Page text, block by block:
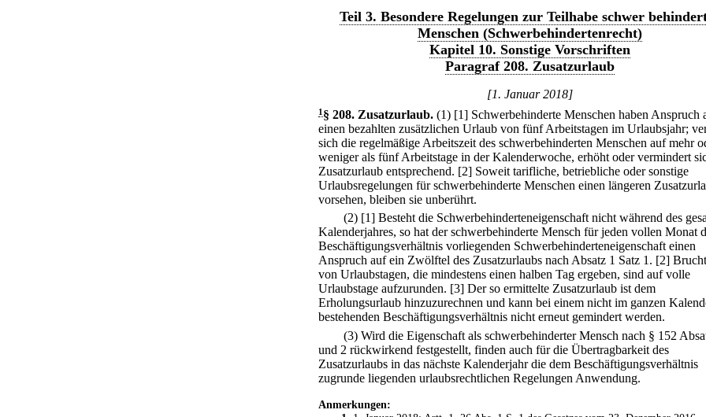
Teil 3. Besondere Regelungen zur Teilhabe schwer
Menschen (Schwerbehindertenrecht)
Kapitel 10. Sonstige Vorschriften
Paragraf 208. Zusatzurlaub
[1. Januar 2018]
1 § 208. Zusatzurlaub. (1) [1] Schwerbehinderte Menschen haben Anspruch
einen bezahlten zusätzlichen Urlaub von fünf Arbeitstagen im Urlaubsjahr;
sich die regelmäßige Arbeitszeit des schwerbehinderten Menschen auf mehr
weniger als fünf Arbeitstage in der Kalenderwoche, erhöht oder vermindert
Zusatzurlaub entsprechend. [2] Soweit tarifliche, betriebliche oder sonstige
Urlaubsregelungen für schwerbehinderte Menschen einen längeren
vorsehen, bleiben sie unberührt.
(2) [1] Besteht die Schwerbehinderteneigenschaft nicht während des
Kalenderjahres, so hat der schwerbehinderte Mensch für jeden vollen Monat
Beschäftigungsverhältnis vorliegenden Schwerbehinderteneigenschaft einen
Anspruch auf ein Zwölftel des Zusatzurlaubs nach Absatz 1 Satz 1. [2]
von Urlaubstagen, die mindestens einen halben Tag ergeben, sind auf volle
Urlaubstage aufzurunden. [3] Der so ermittelte Zusatzurlaub ist dem
Erholungsurlaub hinzuzurechnen und kann bei einem nicht im ganzen
bestehenden Beschäftigungsverhältnis nicht erneut gemindert werden.
(3) Wird die Eigenschaft als schwerbehinderter Mensch nach § 152
und 2 rückwirkend festgestellt, finden auch für die Übertragbarkeit des
Zusatzurlaubs in das nächste Kalenderjahr die dem Beschäftigungsverhältnis
zugrunde liegenden urlaubsrechtlichen Regelungen Anwendung.
Anmerkungen: